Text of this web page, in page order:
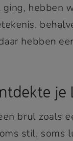
hebben
hebben
je
brul zoals
stil, soms